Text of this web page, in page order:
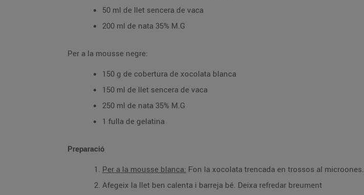
50 ml de llet sencera de vaca
200 ml de nata 35% M.G
Per a la mousse negre:
150 g de cobertura de xocolata blanca
150 ml de llet sencera de vaca
250 ml de nata 35% M.G
1 fulla de gelatina
Preparació
Per a la mousse blanca: Fon la xocolata trencada en trossos al microones.
Afegeix la llet ben calenta i barreja bé. Deixa refredar breument